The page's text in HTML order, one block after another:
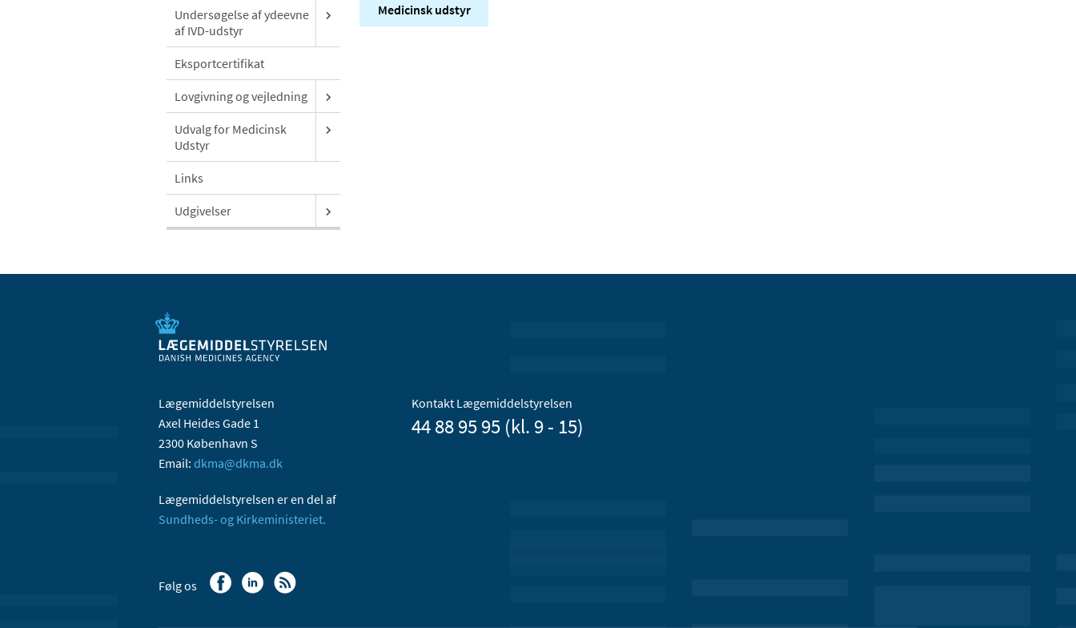
Undersøgelse af ydeevne
af IVD-udstyr
Eksportcertifikat
Lovgivning og vejledning
Udvalg for Medicinsk
Udstyr
Links
Udgivelser
Medicinsk udstyr
Lægemiddelstyrelsen
Axel Heides Gade 1
2300 København S
Email: dkma@dkma.dk
Lægemiddelstyrelsen er en del af
Sundheds- og Kirkeministeriet.
Kontakt Lægemiddelstyrelsen
44 88 95 95 (kl. 9 - 15)
Følg os